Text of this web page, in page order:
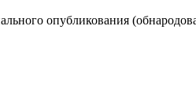
опубликования